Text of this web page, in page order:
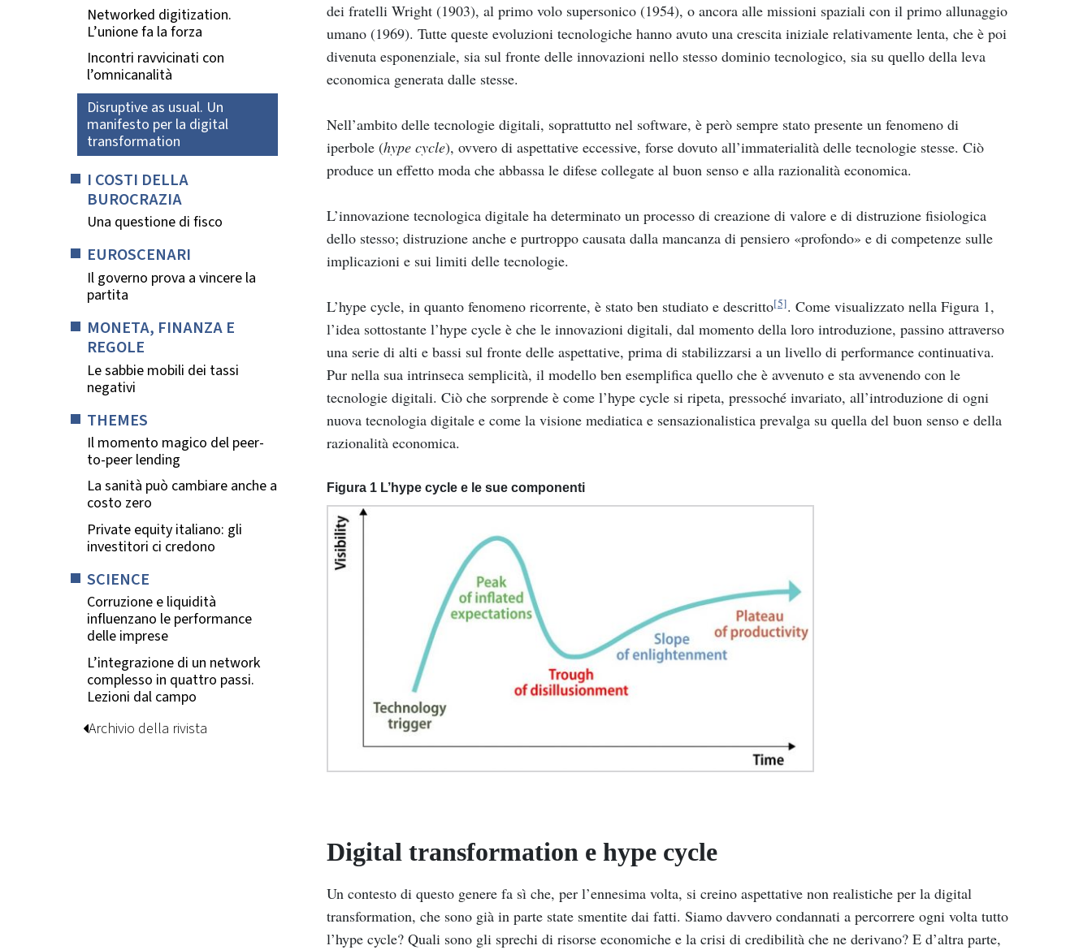
Networked digitization.
L’unione fa la forza
Incontri ravvicinati con
l’omnicanalità
Disruptive as usual. Un
manifesto per la digital
transformation
I COSTI DELLA
BUROCRAZIA
Una questione di fisco
EUROSCENARI
Il governo prova a vincere la
partita
MONETA, FINANZA E
REGOLE
Le sabbie mobili dei tassi
negativi
THEMES
Il momento magico del peer-
to-peer lending
La sanità può cambiare anche a
costo zero
Private equity italiano: gli
investitori ci credono
SCIENCE
Corruzione e liquidità
influenzano le performance
delle imprese
L’integrazione di un network
complesso in quattro passi.
Lezioni dal campo
Archivio della rivista
dei fratelli Wright (1903), al primo volo supersonico (1954), o ancora alle missioni spaziali con il primo allunaggio
umano (1969). Tutte queste evoluzioni tecnologiche hanno avuto una crescita iniziale relativamente lenta, che è poi
divenuta esponenziale, sia sul fronte delle innovazioni nello stesso dominio tecnologico, sia su quello della leva
economica generata dalle stesse.
Nell’ambito delle tecnologie digitali, soprattutto nel software, è però sempre stato presente un fenomeno di
iperbole (hype cycle), ovvero di aspettative eccessive, forse dovuto all’immaterialità delle tecnologie stesse. Ciò
produce un effetto moda che abbassa le difese collegate al buon senso e alla razionalità economica.
L’innovazione tecnologica digitale ha determinato un processo di creazione di valore e di distruzione fisiologica
dello stesso; distruzione anche e purtroppo causata dalla mancanza di pensiero «profondo» e di competenze sulle
implicazioni e sui limiti delle tecnologie.
L’hype cycle, in quanto fenomeno ricorrente, è stato ben studiato e descritto[5]. Come visualizzato nella Figura 1,
l’idea sottostante l’hype cycle è che le innovazioni digitali, dal momento della loro introduzione, passino attraverso
una serie di alti e bassi sul fronte delle aspettative, prima di stabilizzarsi a un livello di performance continuativa.
Pur nella sua intrinseca semplicità, il modello ben esemplifica quello che è avvenuto e sta avvenendo con le
tecnologie digitali. Ciò che sorprende è come l’hype cycle si ripeta, pressoché invariato, all’introduzione di ogni
nuova tecnologia digitale e come la visione mediatica e sensazionalistica prevalga su quella del buon senso e della
razionalità economica.
Figura 1 L’hype cycle e le sue componenti
Digital transformation e hype cycle
Un contesto di questo genere fa sì che, per l’ennesima volta, si creino aspettative non realistiche per la digital
transformation, che sono già in parte state smentite dai fatti. Siamo davvero condannati a percorrere ogni volta tutto
l’hype cycle? Quali sono gli sprechi di risorse economiche e la crisi di credibilità che ne derivano? E d’altra parte,